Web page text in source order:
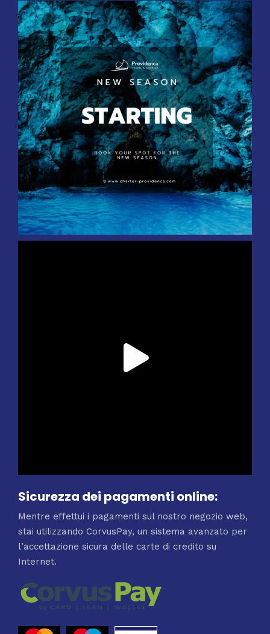
Sicurezza dei pagamenti online:
Mentre effettui i pagamenti sul nostro negozio web,
stai utilizzando CorvusPay, un sistema avanzato per
l’accettazione sicura delle carte di credito su
Internet.